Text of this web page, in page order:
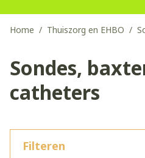
Home / Thuiszorg en EHBO /
Sondes,
catheters
Filteren